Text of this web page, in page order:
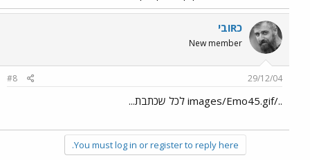
כRובי
New member
29/12/04
#8
../images/Emo45.gif לכל שכתבת...
You must log in or register to reply here.